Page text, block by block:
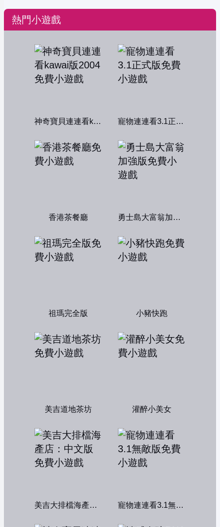
熱門小遊戲
神奇寶貝連連看kawai版2004 寵物連連看3.1正式版
香港茶餐廳 勇士島大富翁加強版
祖瑪完全版 小豬快跑
美吉道地茶坊 灌醉小美女
美吉大排檔海產店：中文版 寵物連連看3.1無敵版